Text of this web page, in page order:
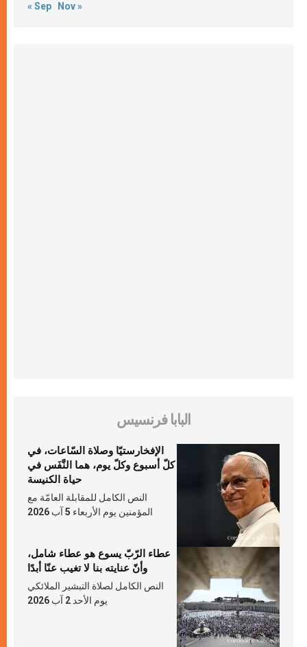
« Sep Nov »
البابا فرنسيس
الإفخارستيّا وصلاة السّاعات، في
كلّ أسبوع وكلّ يوم، هما النَّفَس في
حياة الكنيسة
النص الكامل للمقابلة العامّة مع
المؤمنين يوم الأربعاء 5 آب 2026
عطاء الرّبّ يسوع هو عطاء شامل،
وأنّ عنايته بنا لا تغيب عنّا أبدًا
النص الكامل لصلاة التبشير الملائكي
يوم الأحد 2 آب 2026